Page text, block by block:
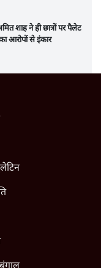
शाह ने ही छात्रों पर पैलेट
आरोपों से इंकार